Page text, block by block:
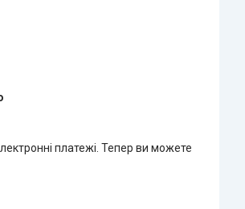
платежі. Тепер ви можете